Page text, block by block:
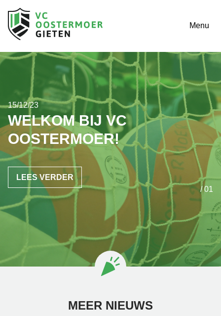
Menu
15/12/23
WELKOM BIJ VC
OOSTERMOER!
LEES VERDER
/ 01
MEER NIEUWS